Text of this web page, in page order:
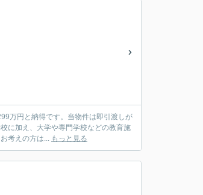
万円と納得です。当物件は即引渡しが
に加え、大学や専門学校などの教育施
考えの方は... もっと見る